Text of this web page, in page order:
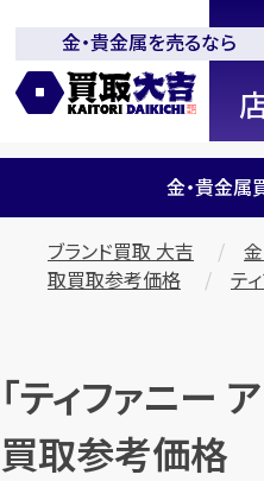
全国2200店舗以上展開中！
吉」
金・貴金属を売るなら
金・貴金
ブランド買取 大吉
取買取参考価格
テ
「ティファニー
買取参考価格